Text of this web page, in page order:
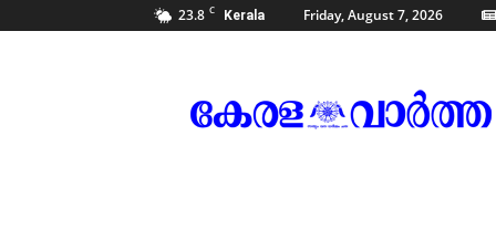
23.8 C Kerala Friday, August 7, 2026
Vartha